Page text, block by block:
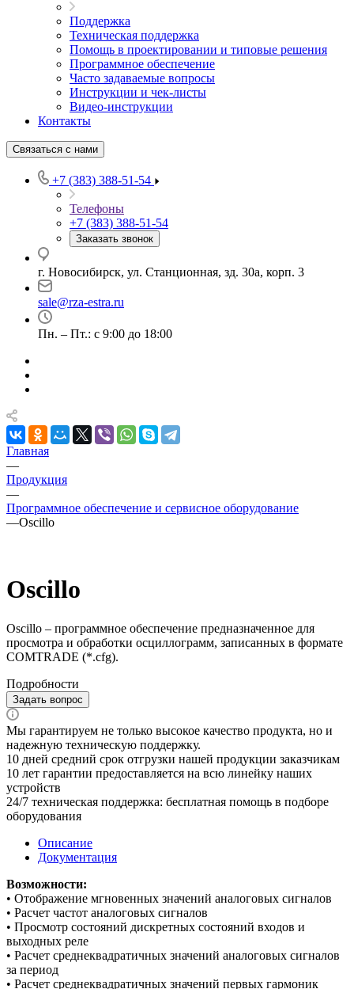
Поддержка
Техническая поддержка
Помощь в проектировании и типовые решения
Программное обеспечение
Часто задаваемые вопросы
Инструкции и чек-листы
Видео-инструкции
Контакты
Связаться с нами
+7 (383) 388-51-54
Телефоны
+7 (383) 388-51-54
Заказать звонок
г. Новосибирск, ул. Станционная, зд. 30а, корп. 3
sale@rza-estra.ru
Пн. – Пт.: с 9:00 до 18:00
Главная
—
Продукция
—
Программное обеспечение и сервисное оборудование
—Oscillo
Oscillo
Oscillo – программное обеспечение предназначенное для
просмотра и обработки осциллограмм, записанных в формате
COMTRADE (*.cfg).
Подробности
Задать вопрос
Мы гарантируем не только высокое качество продукта, но и
надежную техническую поддержку.
10 дней средний срок отгрузки нашей продукции заказчикам
10 лет гарантии предоставляется на всю линейку наших
устройств
24/7 техническая поддержка: бесплатная помощь в подборе
оборудования
Описание
Документация
Возможности:
• Отображение мгновенных значений аналоговых сигналов
• Расчет частот аналоговых сигналов
• Просмотр состояний дискретных состояний входов и
выходных реле
• Расчет среднеквадратичных значений аналоговых сигналов
за период
• Расчет среднеквадратичных значений первых гармоник